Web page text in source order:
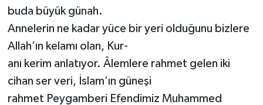
buda büyük günah.
Annelerin ne kadar yüce bir yeri olduğunu bizlere
Allah’ın kelamı olan, Kur-
anı kerim anlatıyor. Âlemlere rahmet gelen iki
cihan ser veri, İslam’ın güneşi
rahmet Peygamberi Efendimiz Muhammed